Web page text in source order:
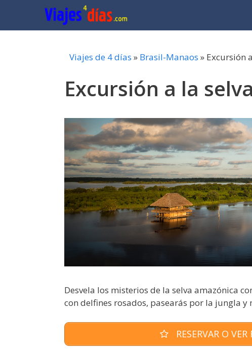
contenido
Viajes de 4 días » Brasil-Manaos » Excursión
Excursión a la
Desvela los misterios de la selva amazónica
con delfines rosados, pasearás por la jungla y
RESERVAR O